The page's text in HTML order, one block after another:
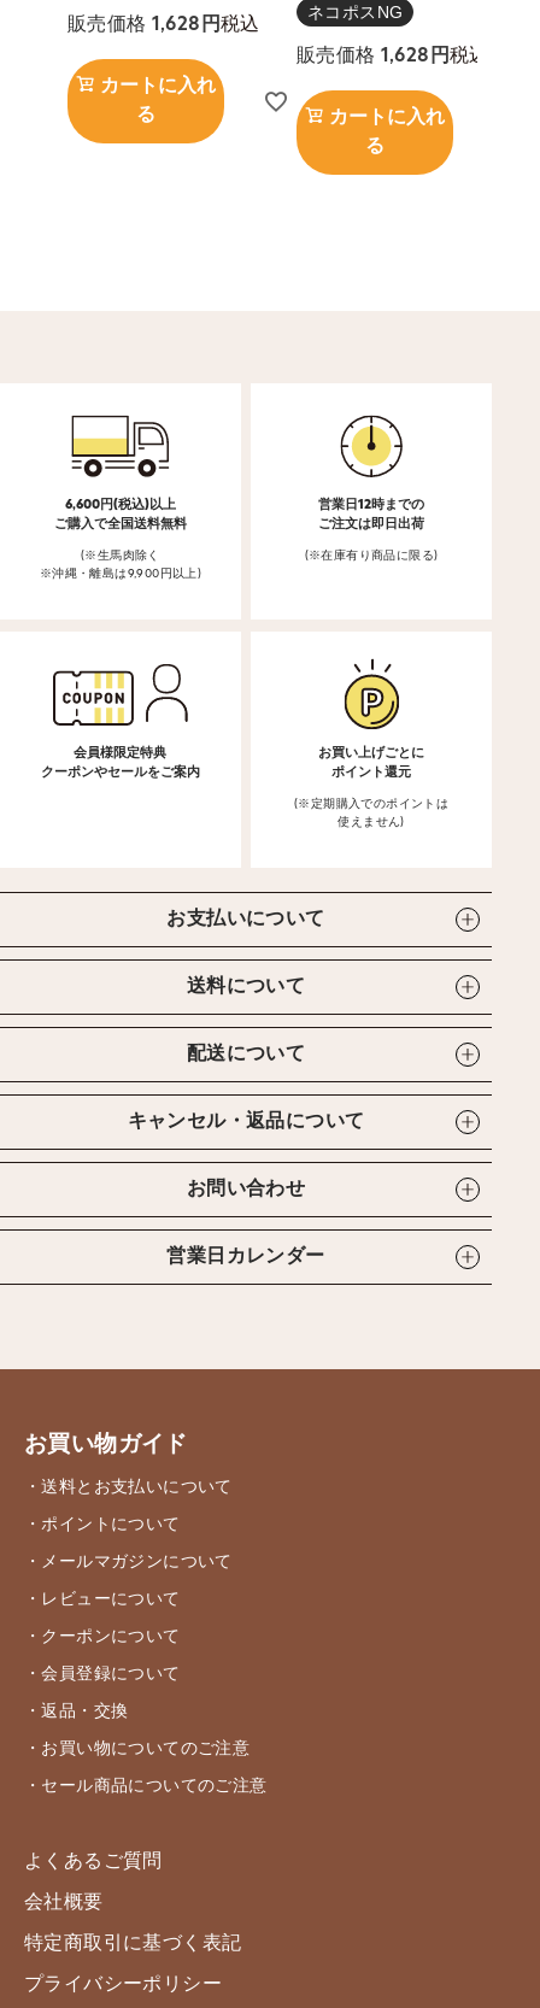
販売価格 1,628 税込
カートに入れ
る
ネコポスNG
販売価格 1,628 税込
カートに入れ
る
6,600円(税込)以上
ご購入で全国送料無料
(※生馬肉除く
※沖縄・離島は9,900円以上)
営業日12時までの
ご注文は即日出荷
(※在庫有り商品に限る)
会員様限定特典
クーポンやセールをご案内
お買い上げごとに
ポイント還元
(※定期購入でのポイントは
使えません)
お支払いについて
送料について
配送について
キャンセル・返品について
お問い合わせ
営業日カレンダー
お買い物ガイド
・送料とお支払いについて
・ポイントについて
・メールマガジンについて
・レビューについて
・クーポンについて
・会員登録について
・返品・交換
・お買い物についてのご注意
・セール商品についてのご注意
よくあるご質問
会社概要
特定商取引に基づく表記
プライバシーポリシー